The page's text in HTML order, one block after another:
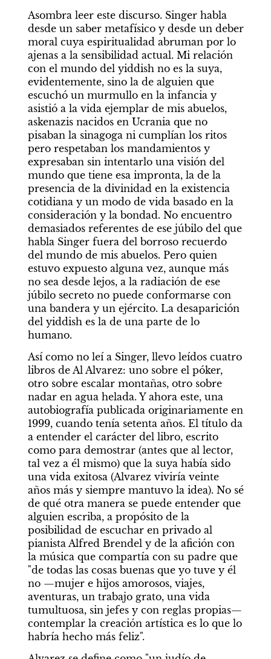
Asombra leer este discurso. Singer habla
desde un saber metafísico y desde un deber
moral cuya espiritualidad abruman por lo
ajenas a la sensibilidad actual. Mi relación
con el mundo del yiddish no es la suya,
evidentemente, sino la de alguien que
escuchó un murmullo en la infancia y
asistió a la vida ejemplar de mis abuelos,
askenazis nacidos en Ucrania que no
pisaban la sinagoga ni cumplían los ritos
pero respetaban los mandamientos y
expresaban sin intentarlo una visión del
mundo que tiene esa impronta, la de la
presencia de la divinidad en la existencia
cotidiana y un modo de vida basado en la
consideración y la bondad. No encuentro
demasiados referentes de ese júbilo del que
habla Singer fuera del borroso recuerdo
del mundo de mis abuelos. Pero quien
estuvo expuesto alguna vez, aunque más
no sea desde lejos, a la radiación de ese
júbilo secreto no puede conformarse con
una bandera y un ejército. La desaparición
del yiddish es la de una parte de lo
humano.
Así como no leí a Singer, llevo leídos cuatro
libros de Al Alvarez: uno sobre el póker,
otro sobre escalar montañas, otro sobre
nadar en agua helada. Y ahora este, una
autobiografía publicada originariamente en
1999, cuando tenía setenta años. El título da
a entender el carácter del libro, escrito
como para demostrar (antes que al lector,
tal vez a él mismo) que la suya había sido
una vida exitosa (Alvarez viviría veinte
años más y siempre mantuvo la idea). No sé
de qué otra manera se puede entender que
alguien escriba, a propósito de la
posibilidad de escuchar en privado al
pianista Alfred Brendel y de la afición con
la música que compartía con su padre que
"de todas las cosas buenas que yo tuve y él
no —mujer e hijos amorosos, viajes,
aventuras, un trabajo grato, una vida
tumultuosa, sin jefes y con reglas propias—
contemplar la creación artística es lo que lo
habría hecho más feliz".